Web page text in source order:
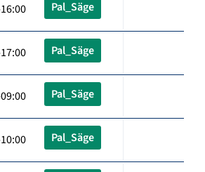
Pal_Säge
Pal_Säge
Pal_Säge
Pal_Säge